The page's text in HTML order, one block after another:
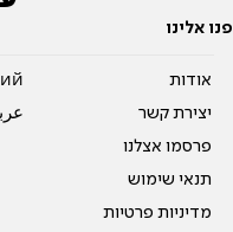
פנו אלינו
אודות
יצירת קשר
פרסמו אצלנו
תנאי שימוש
מדיניות פרטיות